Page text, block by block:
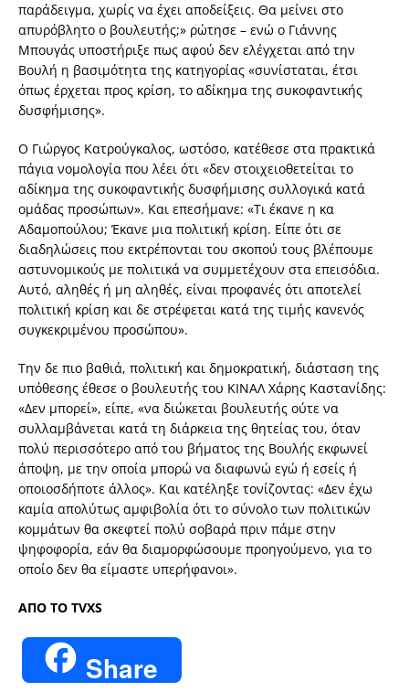
παράδειγμα, χωρίς να έχει αποδείξεις. Θα μείνει στο
απυρόβλητο ο βουλευτής;» ρώτησε – ενώ ο Γιάννης
Μπουγάς υποστήριξε πως αφού δεν ελέγχεται από την
Βουλή η βασιμότητα της κατηγορίας «συνίσταται, έτσι
όπως έρχεται προς κρίση, το αδίκημα της συκοφαντικής
δυσφήμισης».
Ο Γιώργος Κατρούγκαλος, ωστόσο, κατέθεσε στα πρακτικά
πάγια νομολογία που λέει ότι «δεν στοιχειοθετείται το
αδίκημα της συκοφαντικής δυσφήμισης συλλογικά κατά
ομάδας προσώπων». Και επεσήμανε: «Τι έκανε η κα
Αδαμοπούλου; Έκανε μια πολιτική κρίση. Είπε ότι σε
διαδηλώσεις που εκτρέπονται του σκοπού τους βλέπουμε
αστυνομικούς με πολιτικά να συμμετέχουν στα επεισόδια.
Αυτό, αληθές ή μη αληθές, είναι προφανές ότι αποτελεί
πολιτική κρίση και δε στρέφεται κατά της τιμής κανενός
συγκεκριμένου προσώπου».
Την δε πιο βαθιά, πολιτική και δημοκρατική, διάσταση της
υπόθεσης έθεσε ο βουλευτής του ΚΙΝΑΛ Χάρης Καστανίδης:
«Δεν μπορεί», είπε, «να διώκεται βουλευτής ούτε να
συλλαμβάνεται κατά τη διάρκεια της θητείας του, όταν
πολύ περισσότερο από του βήματος της Βουλής εκφωνεί
άποψη, με την οποία μπορώ να διαφωνώ εγώ ή εσείς ή
οποιοσδήποτε άλλος». Και κατέληξε τονίζοντας: «Δεν έχω
καμία απολύτως αμφιβολία ότι το σύνολο των πολιτικών
κομμάτων θα σκεφτεί πολύ σοβαρά πριν πάμε στην
ψηφοφορία, εάν θα διαμορφώσουμε προηγούμενο, για το
οποίο δεν θα είμαστε υπερήφανοι».
ΑΠΟ ΤΟ TVXS
Share